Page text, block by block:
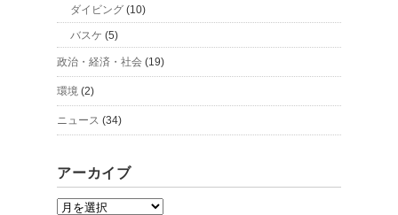
ダイビング (10)
バスケ (5)
政治・経済・社会 (19)
環境 (2)
ニュース (34)
アーカイブ
ア